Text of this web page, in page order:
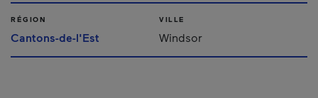
RÉGION
Cantons-de-l'Est
VILLE
Windsor